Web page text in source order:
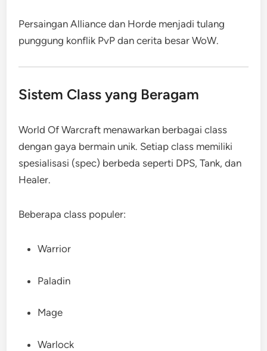
Persaingan Alliance dan Horde menjadi tulang
punggung konflik PvP dan cerita besar WoW.
Sistem Class yang Beragam
World Of Warcraft menawarkan berbagai class
dengan gaya bermain unik. Setiap class memiliki
spesialisasi (spec) berbeda seperti DPS, Tank, dan
Healer.
Beberapa class populer:
Warrior
Paladin
Mage
Warlock